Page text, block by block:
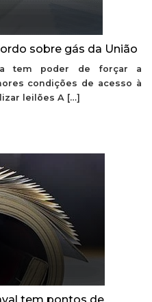
sobre gás da União
tem poder de forçar a
condições de acesso à
leilões A […]